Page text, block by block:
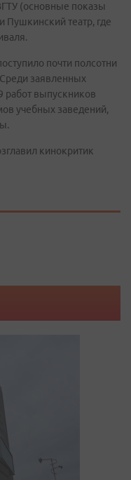
(основные показы
Пушкинский театр, где
почти полсотни
заявленных
работ выпускников
учебных заведений,
кинокритик